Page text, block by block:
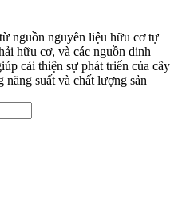
nguồn nguyên liệu hữu cơ tự
hữu cơ, và các nguồn dinh
cải thiện sự phát triển của cây
suất và chất lượng sản